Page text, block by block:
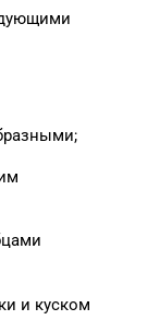
и куском